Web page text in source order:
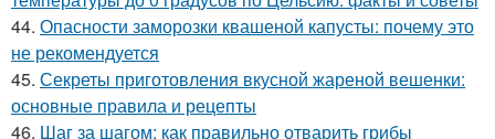
44. Опасности заморозки квашеной капусты: почему это
не рекомендуется
45. Секреты приготовления вкусной жареной вешенки:
основные правила и рецепты
46. Шаг за шагом: как правильно отварить грибы